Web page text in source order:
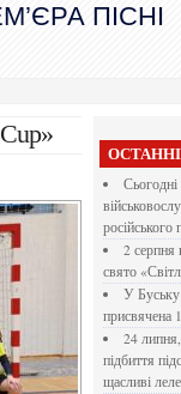
ПІСНІ
російського
2 серпня
свято
У Буську
присвячена
24 липня,
підбиття
щасливі